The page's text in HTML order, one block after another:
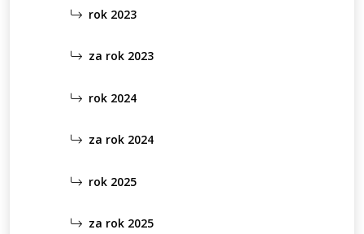
rok 2023
za rok 2023
rok 2024
za rok 2024
rok 2025
za rok 2025